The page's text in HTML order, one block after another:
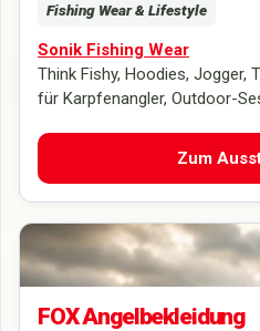
Fishing Wear & Lifestyle
Sonik Fishing Wear
Think Fishy, Hoodies, Jogger,
für Karpfenangler, Outdoor-
Zum
FOX zeigt moderne
Sessions am Wasser, Outdoor-
FOX Angelbekleidung